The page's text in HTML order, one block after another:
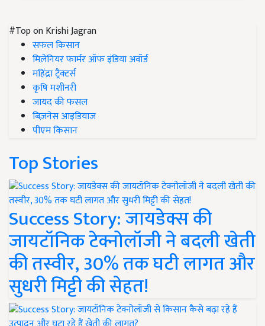
#Top on Krishi Jagran
सफल किसान
मिलेनियर फार्मर ऑफ इंडिया अवॉर्ड
महिंद्रा ट्रैक्टर्स
कृषि मशीनरी
जायद की फसल
बिज़नेस आइडियाज
पीएम किसान
Top Stories
Success Story: जायडेक्स की
जायटॉनिक टेक्नोलॉजी ने बदली खेती
की तस्वीर, 30% तक घटी लागत और
सुधरी मिट्टी की सेहत!